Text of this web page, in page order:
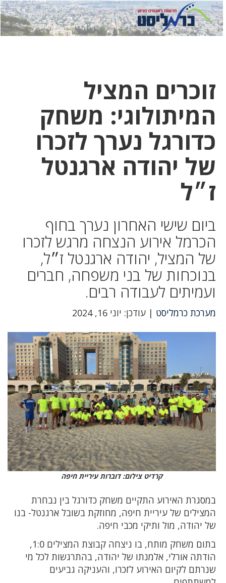
לחץ
כאן
לחץ
כדי
זוכרים המציל
המיתולוגי: משחק
כדורגל נערך לזכרו
של יהודה ארגנטל
ז״ל
ביום שישי האחרון נערך בחוף
הכרמל אירוע הנצחה מרגש לזכרו
של המציל, יהודה ארגנטל ז״ל,
בנוכחות של בני משפחה, חברים
ועמיתים לעבודה רבים.
מערכת כרמליסט | עודכן: יוני 16, 2024
קרדיט צילום: דוברות עיריית חיפה
במסגרת האירוע התקיים משחק כדורגל בין נבחרת
המצילים של עיריית חיפה, מחוזקת בשובל ארגנטל- בנו
של יהודה, מול ותיקי מכבי חיפה.
בתום משחק מותח, בו ניצחה קבוצת המצילים 1:0,
הודתה אורלי, אלמנתו של יהודה, בהתרגשות לכל מי
שנרתם לקיום האירוע לזכרו, והעניקה גביעים